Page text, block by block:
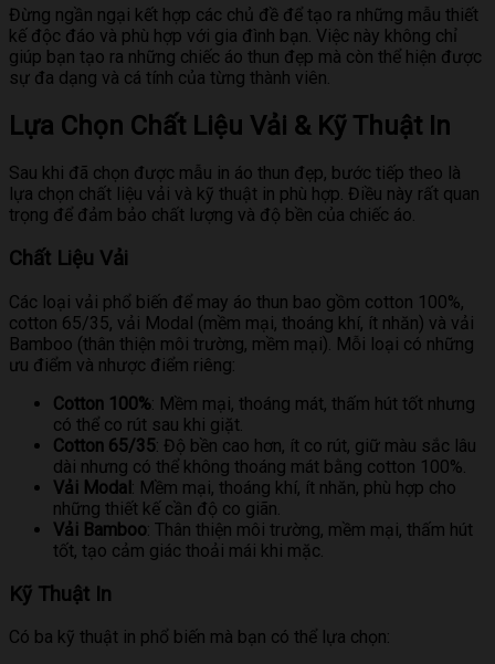
Đừng ngần ngại kết hợp các chủ đề để tạo ra những mẫu thiết
kế độc đáo và phù hợp với gia đình bạn. Việc này không chỉ
giúp bạn tạo ra những chiếc áo thun đẹp mà còn thể hiện được
sự đa dạng và cá tính của từng thành viên.
Lựa Chọn Chất Liệu Vải & Kỹ Thuật In
Sau khi đã chọn được mẫu in áo thun đẹp, bước tiếp theo là
lựa chọn chất liệu vải và kỹ thuật in phù hợp. Điều này rất quan
trọng để đảm bảo chất lượng và độ bền của chiếc áo.
Chất Liệu Vải
Các loại vải phổ biến để may áo thun bao gồm cotton 100%,
cotton 65/35, vải Modal (mềm mại, thoáng khí, ít nhăn) và vải
Bamboo (thân thiện môi trường, mềm mại). Mỗi loại có những
ưu điểm và nhược điểm riêng:
Cotton 100%: Mềm mại, thoáng mát, thấm hút tốt nhưng
có thể co rút sau khi giặt.
Cotton 65/35: Độ bền cao hơn, ít co rút, giữ màu sắc lâu
dài nhưng có thể không thoáng mát bằng cotton 100%.
Vải Modal : Mềm mại, thoáng khí, ít nhăn, phù hợp cho
những thiết kế cần độ co giãn.
Vải Bamboo: Thân thiện môi trường, mềm mại, thấm hút
tốt, tạo cảm giác thoải mái khi mặc.
Kỹ Thuật In
Có ba kỹ thuật in phổ biến mà bạn có thể lựa chọn: